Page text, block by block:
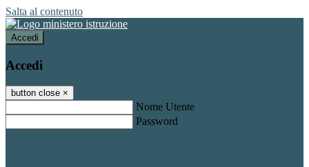
Salta al contenuto
Accedi
Accedi
button close ×
Nome Utente
Password